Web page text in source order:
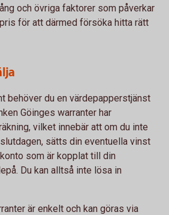
och övriga faktorer som påverkar
för att därmed försöka hitta rätt
behöver du en värdepapperstjänst
Göinges warranter har
vilket innebär att om du inte
sätts din eventuella vinst
som är kopplat till din
Du kan alltså inte lösa in
är enkelt och kan göras via